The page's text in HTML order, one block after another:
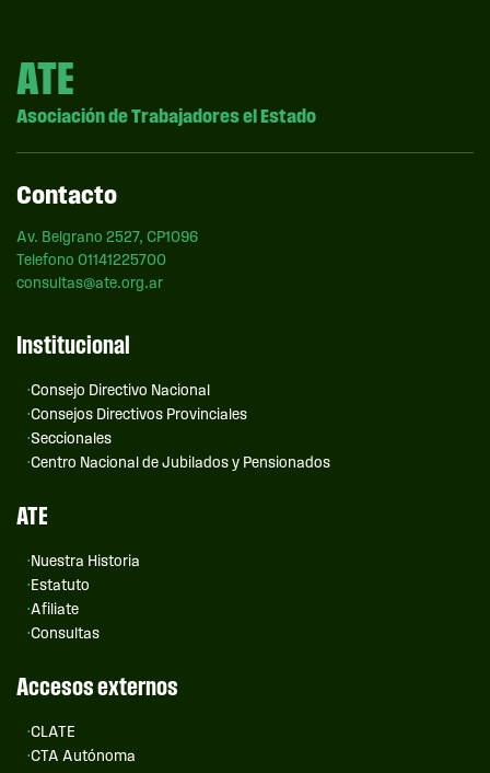
ATE
Asociación de Trabajadores el Estado
Contacto
Av. Belgrano 2527, CP1096
Telefono 01141225700
consultas@ate.org.ar
Institucional
Consejo Directivo Nacional
Consejos Directivos Provinciales
Seccionales
Centro Nacional de Jubilados y Pensionados
ATE
Nuestra Historia
Estatuto
Afiliate
Consultas
Accesos externos
CLATE
CTA Autónoma